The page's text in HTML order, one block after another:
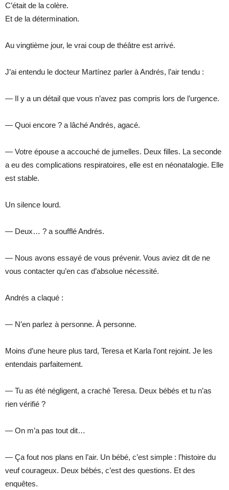
C’était de la colère.
Et de la détermination.
Au vingtième jour, le vrai coup de théâtre est arrivé.
J’ai entendu le docteur Martínez parler à Andrés, l’air tendu :
— Il y a un détail que vous n’avez pas compris lors de l’urgence.
— Quoi encore ? a lâché Andrés, agacé.
— Votre épouse a accouché de jumelles. Deux filles. La seconde
a eu des complications respiratoires, elle est en néonatalogie. Elle
est stable.
Un silence lourd.
— Deux… ? a soufflé Andrés.
— Nous avons essayé de vous prévenir. Vous aviez dit de ne
vous contacter qu’en cas d’absolue nécessité.
Andrés a claqué :
— N’en parlez à personne. À personne.
Moins d’une heure plus tard, Teresa et Karla l’ont rejoint. Je les
entendais parfaitement.
— Tu as été négligent, a craché Teresa. Deux bébés et tu n’as
rien vérifié ?
— On m’a pas tout dit…
— Ça fout nos plans en l’air. Un bébé, c’est simple : l’histoire du
veuf courageux. Deux bébés, c’est des questions. Et des
enquêtes.